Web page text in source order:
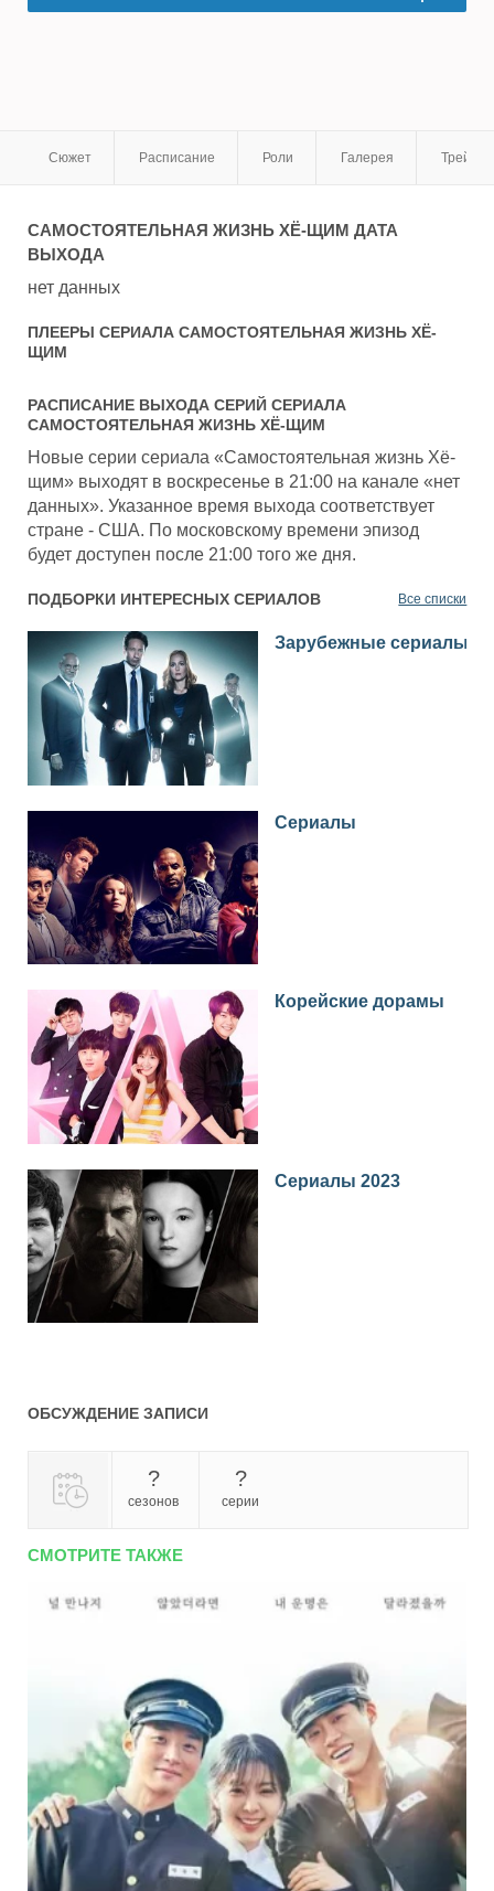
Сюжет Расписание Роли Галерея
САМОСТОЯТЕЛЬНАЯ ЖИЗНЬ ХЁ-ЩИМ ДАТА
ВЫХОДА
нет данных
ПЛЕЕРЫ СЕРИАЛА САМОСТОЯТЕЛЬНАЯ ЖИЗНЬ ХЁ-
ЩИМ
РАСПИСАНИЕ ВЫХОДА СЕРИЙ СЕРИАЛА
САМОСТОЯТЕЛЬНАЯ ЖИЗНЬ ХЁ-ЩИМ
Новые серии сериала «Самостоятельная жизнь Хё-
щим» выходят в воскресенье в 21:00 на канале «нет
данных». Указанное время выхода соответствует
стране - США. По московскому времени эпизод
будет доступен после 21:00 того же дня.
ПОДБОРКИ ИНТЕРЕСНЫХ СЕРИАЛОВ Все списки
Зарубежные сериалы
Сериалы
Корейские дорамы
Сериалы 2023
ОБСУЖДЕНИЕ ЗАПИСИ
?
сезонов
?
серии
СМОТРИТЕ ТАКЖЕ